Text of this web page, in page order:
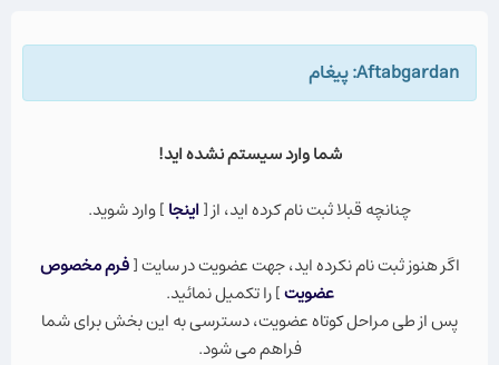
Aftabgardan: پيغام
شما وارد سيستم نشده ايد!
چنانچه قبلا ثبت نام كرده ايد، از [اينجا] وارد شويد.
اگر هنوز ثبت نام نكرده ايد، جهت عضویت در سایت [فرم مخصوص
عضویت] را تکمیل نمائید.
پس از طی مراحل کوتاه عضویت، دسترسی به این بخش برای شما
فراهم می شود.